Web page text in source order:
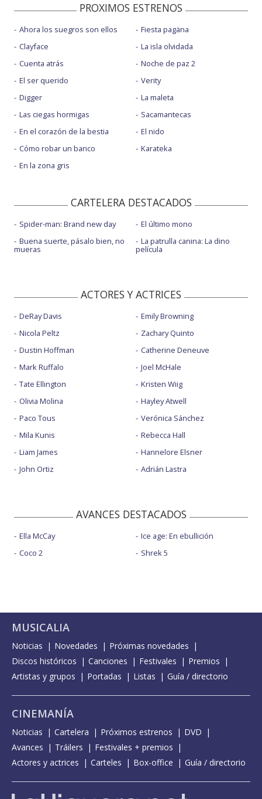
PROXIMOS ESTRENOS
Ahora los suegros son ellos
Clayface
Cuenta atrás
El ser querido
Digger
Las ciegas hormigas
En el corazón de la bestia
Cómo robar un banco
En la zona gris
Fiesta pagäna
La isla olvidada
Noche de paz 2
Verity
La maleta
Sacamantecas
El nido
Karateka
CARTELERA DESTACADOS
Spider-man: Brand new day
Buena suerte, pásalo bien, no
mueras
El último mono
La patrulla canina: La dino
película
ACTORES Y ACTRICES
DeRay Davis
Nicola Peltz
Dustin Hoffman
Mark Ruffalo
Tate Ellington
Olivia Molina
Paco Tous
Mila Kunis
Liam James
John Ortiz
Emily Browning
Zachary Quinto
Catherine Deneuve
Joel McHale
Kristen Wiig
Hayley Atwell
Verónica Sánchez
Rebecca Hall
Hannelore Elsner
Adrián Lastra
AVANCES DESTACADOS
Ella McCay
Coco 2
Ice age: En ebullición
Shrek 5
MUSICALIA
Noticias Novedades
Próximas novedades
Discos históricos
Canciones Festivales
Premios
Artistas y grupos
Portadas Listas Guía / directorio
CINEMANÍA
Noticias Cartelera Próximos estrenos
DVD
Avances
Tráilers
Festivales + premios
Actores y actrices
Carteles Box-office Guía / directorio